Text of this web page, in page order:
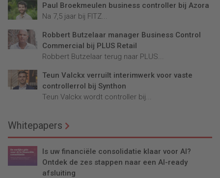
Paul Broekmeulen business controller bij Azora
Na 7,5 jaar bij FITZ...
Robbert Butzelaar manager Business Control
Commercial bij PLUS Retail
Robbert Butzelaar terug naar PLUS...
Teun Valckx verruilt interimwerk voor vaste
controllerrol bij Synthon
Teun Valckx wordt controller bij...
Whitepapers
Is uw financiële consolidatie klaar voor AI?
Ontdek de zes stappen naar een AI-ready
afsluiting